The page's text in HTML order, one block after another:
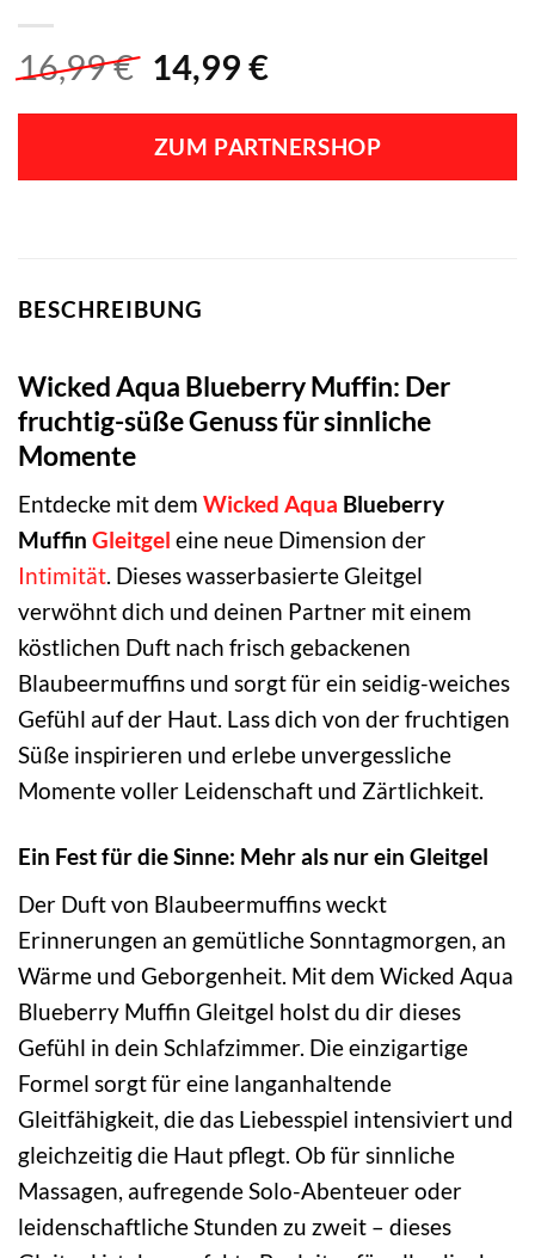
16,99€ Ursprünglicher
war:
16,99 €
14,99 €Aktueller
ist:
14,99 €.
ZUM PARTNERSHOP
BESCHREIBUNG
Wicked Aqua Blueberry Muffin: Der
fruchtig-süße Genuss für sinnliche
Momente
Entdecke mit dem Wicked Aqua Blueberry
Muffin Gleitgel eine neue Dimension der
Intimität. Dieses wasserbasierte Gleitgel
verwöhnt dich und deinen Partner mit einem
köstlichen Duft nach frisch gebackenen
Blaubeermuffins und sorgt für ein seidig-weiches
Gefühl auf der Haut. Lass dich von der fruchtigen
Süße inspirieren und erlebe unvergessliche
Momente voller Leidenschaft und Zärtlichkeit.
Ein Fest für die Sinne: Mehr als nur ein Gleitgel
Der Duft von Blaubeermuffins weckt
Erinnerungen an gemütliche Sonntagmorgen, an
Wärme und Geborgenheit. Mit dem Wicked Aqua
Blueberry Muffin Gleitgel holst du dir dieses
Gefühl in dein Schlafzimmer. Die einzigartige
Formel sorgt für eine langanhaltende
Gleitfähigkeit, die das Liebesspiel intensiviert und
gleichzeitig die Haut pflegt. Ob für sinnliche
Massagen, aufregende Solo-Abenteuer oder
leidenschaftliche Stunden zu zweit – dieses